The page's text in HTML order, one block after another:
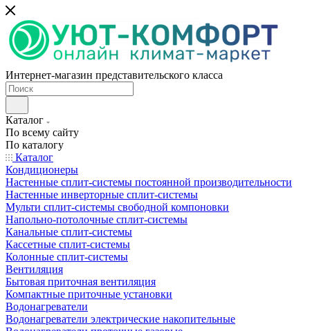
Интернет-магазин представительского класса
Каталог
По всему сайту
По каталогу
Каталог
Кондиционеры
Настенные сплит-системы постоянной производительности
Настенные инверторные сплит-системы
Мульти сплит-системы свободной компоновки
Напольно-потолочные сплит-системы
Канальные сплит-системы
Кассетные сплит-системы
Колонные сплит-системы
Вентиляция
Бытовая приточная вентиляция
Компактные приточные установки
Водонагреватели
Водонагреватели электрические накопительные